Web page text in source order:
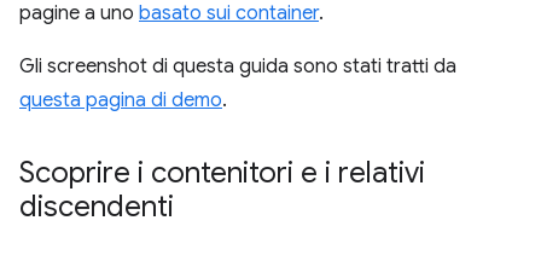
pagine a uno basato sui container.
Gli screenshot di questa guida sono stati tratti da
questa pagina di demo.
Scoprire i contenitori e i relativi
discendenti